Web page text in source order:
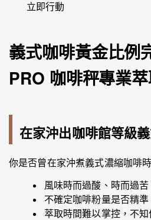
立即行動
義式咖啡黃金比例
PRO 咖啡秤專業
在家沖出咖啡館等級
你是否曾在家沖煮義式濃縮咖啡
風味時而過酸、時而過苦
不確定咖啡粉量是否精準
萃取時間難以掌控，不知